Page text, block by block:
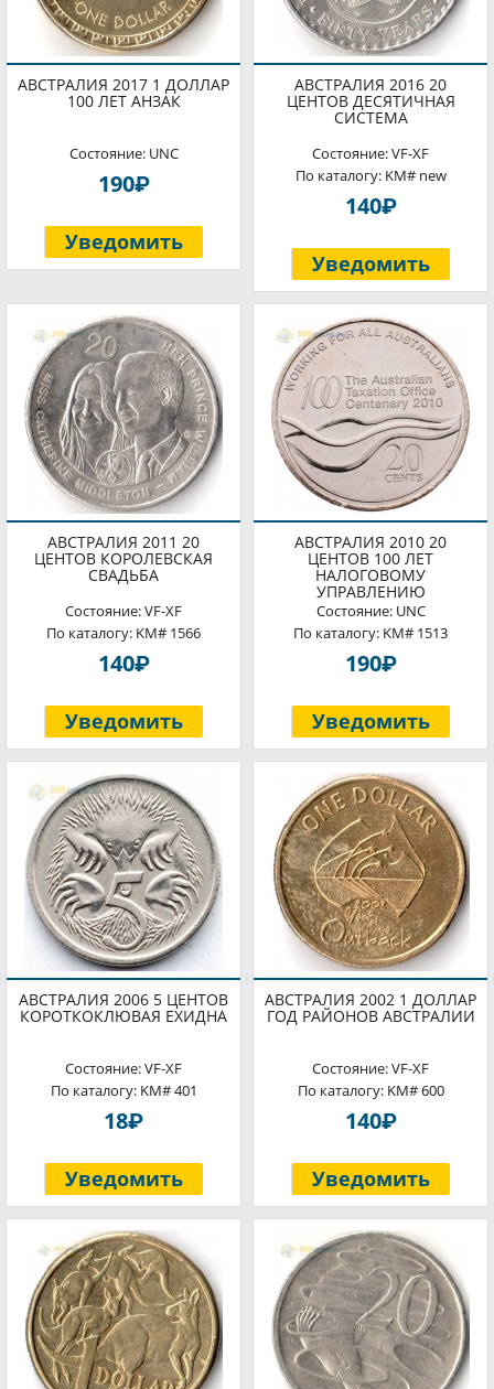
АВСТРАЛИЯ 2017 1 ДОЛЛАР
100 ЛЕТ АНЗАК
Состояние: UNC
190P
Уведомить
АВСТРАЛИЯ 2016 20
ЦЕНТОВ ДЕСЯТИЧНАЯ
СИСТЕМА
Состояние: VF-XF
По каталогу: KM# new
140P
Уведомить
АВСТРАЛИЯ 2011 20
ЦЕНТОВ КОРОЛЕВСКАЯ
СВАДЬБА
Состояние: VF-XF
По каталогу: KM# 1566
140P
Уведомить
АВСТРАЛИЯ 2010 20
ЦЕНТОВ 100 ЛЕТ
НАЛОГОВОМУ
УПРАВЛЕНИЮ
Состояние: UNC
По каталогу: KM# 1513
190P
Уведомить
АВСТРАЛИЯ 2006 5 ЦЕНТОВ
КОРОТКОКЛЮВАЯ ЕХИДНА
Состояние: VF-XF
По каталогу: KM# 401
18P
Уведомить
АВСТРАЛИЯ 2002 1 ДОЛЛАР
ГОД РАЙОНОВ АВСТРАЛИИ
Состояние: VF-XF
По каталогу: KM# 600
140P
Уведомить